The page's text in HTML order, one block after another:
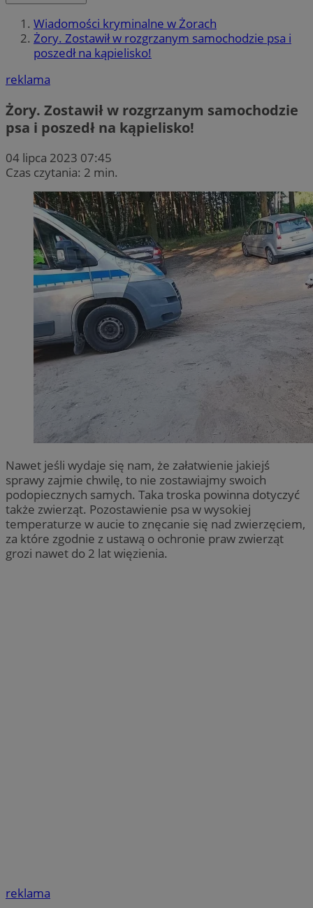
Wiadomości kryminalne w Żorach
Żory. Zostawił w rozgrzanym samochodzie psa i
poszedł na kąpielisko!
reklama
Żory. Zostawił w rozgrzanym samochodzie
psa i poszedł na kąpielisko!
04 lipca 2023 07:45
Czas czytania: 2 min.
Nawet jeśli wydaje się nam, że załatwienie jakiejś
sprawy zajmie chwilę, to nie zostawiajmy swoich
podopiecznych samych. Taka troska powinna dotyczyć
także zwierząt. Pozostawienie psa w wysokiej
temperaturze w aucie to znęcanie się nad zwierzęciem,
za które zgodnie z ustawą o ochronie praw zwierząt
grozi nawet do 2 lat więzienia.
reklama